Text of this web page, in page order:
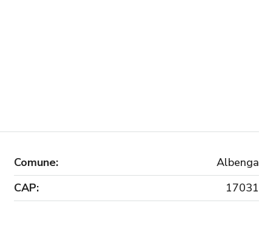
Comune:
Albenga
CAP:
17031